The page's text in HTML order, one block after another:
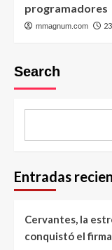
programadores
mmagnum.com
Search
Entradas
Cervantes, la
conquistó el